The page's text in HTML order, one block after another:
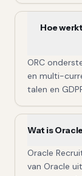
Hoe
ORC
en multi-
talen en
Wat is
Oracle
van Oracle